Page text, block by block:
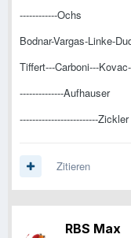
------------Ochs
Bodnar-Vargas-Linke-
Tiffert---Carboni---
--------------Aufhauser
-------------------------Zickler
Zitieren
RBS Max